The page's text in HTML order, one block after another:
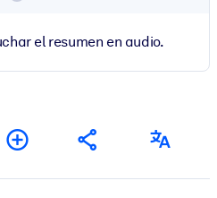
el resumen en audio.